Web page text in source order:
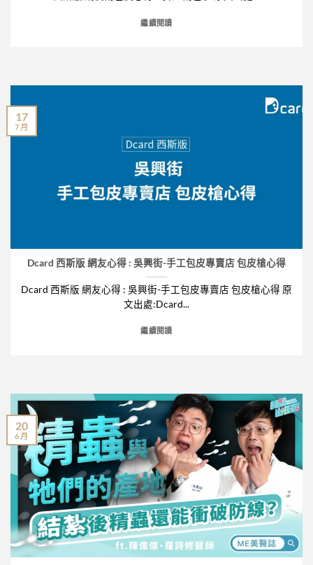
繼續閱讀
Dcard 西斯版 網友心得 : 吳興街-手工包皮專賣店 包皮槍心得
Dcard 西斯版 網友心得 : 吳興街-手工包皮專賣店 包皮槍心得 原
文出處:Dcard...
繼續閱讀
17
7 月
20
6 月